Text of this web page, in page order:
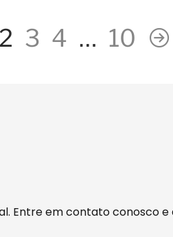
2 3 4 … 10
Entre em contato conosco